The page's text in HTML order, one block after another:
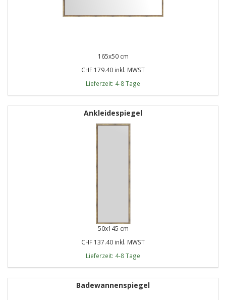
165x50 cm
CHF 179.40 inkl. MWST
Lieferzeit: 4-8 Tage
Ankleidespiegel
50x145 cm
CHF 137.40 inkl. MWST
Lieferzeit: 4-8 Tage
Badewannenspiegel